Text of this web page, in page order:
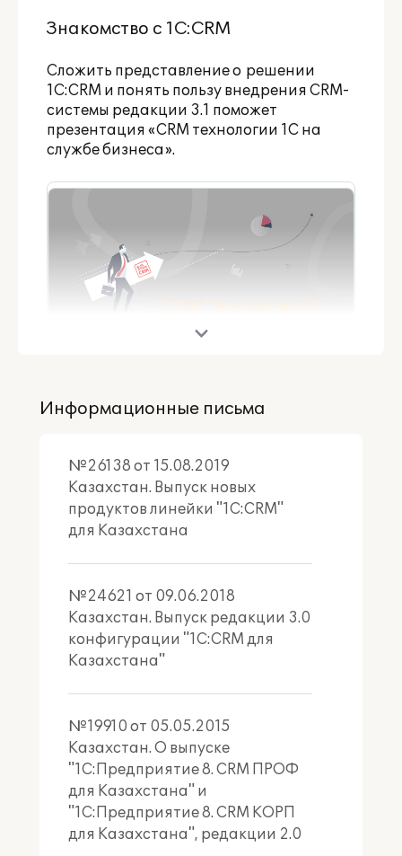
Знакомство с 1С:CRM
Сложить представление о решении
1С:CRM и понять пользу внедрения CRM-
системы редакции 3.1 поможет
презентация «CRM технологии 1С на
службе бизнеса».
Подробно с функциональностью 1С:CRM
редакции 3.1 можно ознакомиться
в разделе«Возможности».
Версии и варианты использования
Версия КОРП для крупного
бизнеса
Аналитическая CRM-система, в которой
крупного бизнеса: инструменты
управления проектами и процессами,
проходящими в компании; интеграция
с корпоративными системами; работа
из единого интерфейса и другая
функциональность. Сравнение
Информационные письма
№26138 от 15.08.2019
Казахстан. Выпуск новых
продуктов линейки "1С:CRM"
для Казахстана
№24621 от 09.06.2018
Казахстан. Выпуск редакции 3.0
конфигурации "1С:CRM для
Казахстана"
№19910 от 05.05.2015
Казахстан. О выпуске
"1С:Предприятие 8. CRM ПРОФ
для Казахстана" и
"1С:Предприятие 8. CRM КОРП
для Казахстана", редакции 2.0